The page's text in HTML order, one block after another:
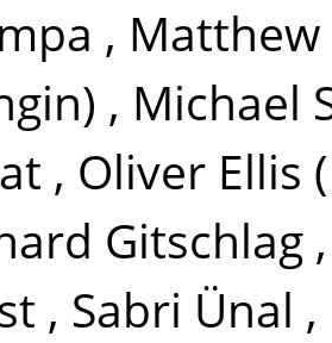
, Matthew
, Michael
, Oliver Ellis
Gitschlag
, Sabri Ünal ,